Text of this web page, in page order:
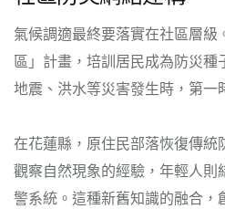
氣候調適最終要落實在社區層級
區」計畫，培訓居民成為防災
地震、洪水等災害發生時，第一
在花蓮縣，原住民部落恢復傳
觀察自然現象的經驗，年輕人
警系統。這種新舊知識的融合，